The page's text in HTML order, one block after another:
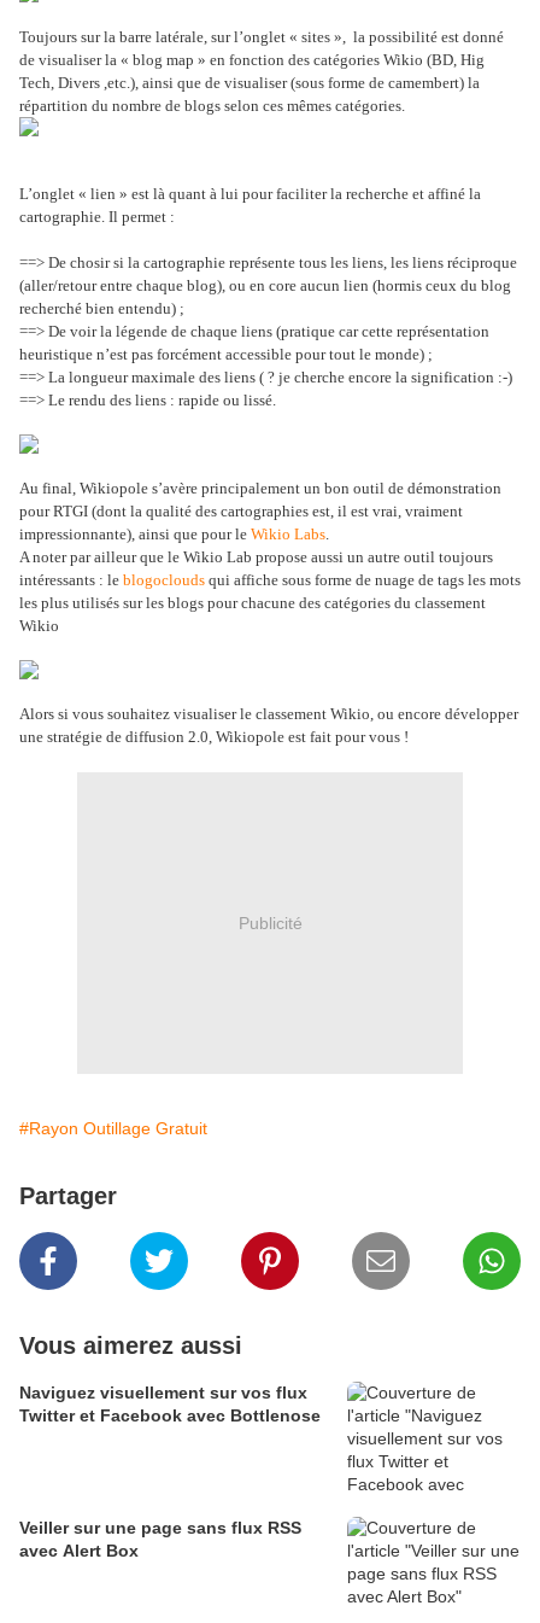
Toujours sur la barre latérale, sur l’onglet « sites », la possibilité est donné
de visualiser la « blog map » en fonction des catégories Wikio (BD, Hig
Tech, Divers ,etc.), ainsi que de visualiser (sous forme de camembert) la
répartition du nombre de blogs selon ces mêmes catégories.
L’onglet « lien » est là quant à lui pour faciliter la recherche et affiné la
cartographie. Il permet :
==> De chosir si la cartographie représente tous les liens, les liens réciproque
(aller/retour entre chaque blog), ou en core aucun lien (hormis ceux du blog
recherché bien entendu) ;
==> De voir la légende de chaque liens (pratique car cette représentation
heuristique n’est pas forcément accessible pour tout le monde) ;
==> La longueur maximale des liens ( ? je cherche encore la signification :-)
==> Le rendu des liens : rapide ou lissé.
Au final, Wikiopole s’avère principalement un bon outil de démonstration
pour RTGI (dont la qualité des cartographies est, il est vrai, vraiment
impressionnante), ainsi que pour le Wikio Labs.
A noter par ailleur que le Wikio Lab propose aussi un autre outil toujours
intéressants : le blogoclouds qui affiche sous forme de nuage de tags les mots
les plus utilisés sur les blogs pour chacune des catégories du classement
Wikio
Alors si vous souhaitez visualiser le classement Wikio, ou encore développer
une stratégie de diffusion 2.0, Wikiopole est fait pour vous !
Publicité
#Rayon Outillage Gratuit
Partager
Vous aimerez aussi
Naviguez visuellement sur vos flux
Twitter et Facebook avec Bottlenose
Veiller sur une page sans flux RSS
avec Alert Box